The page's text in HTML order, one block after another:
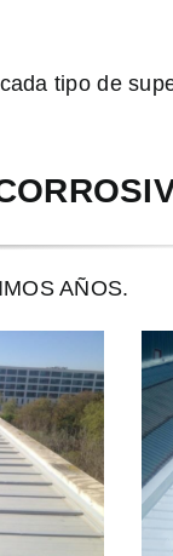
tipo de
AÑOS.